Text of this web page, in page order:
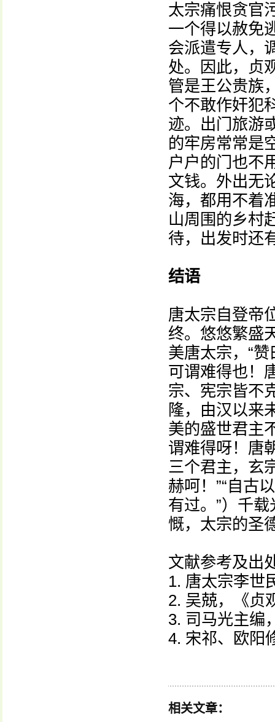
太宗痛恨贪官
一个得以赦免
会派遣专人，
处。因此，贞
管是王公贵族
个不敢作奸犯
迹。出门旅游
的牢房常常是
户户的门也不
文钱。外出无
海，都用不着
山周围的乡村
待，出发时还
结语
唐太宗自登帝
终。悠悠繁盛
美唐太宗，“
可谓难得也！
宗、宪宗皆不
隆，由汉以来
美的盛世君主
谓难得呀！唐
三个君主，玄
赫呵！”“自古
有过。”）千
慨，太宗的圣
文献参考及出
1. 唐太宗李世
2. 吴兢，《贞
3. 司马光主编
4. 宋祁、欧阳
相关文章：